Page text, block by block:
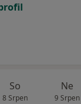
So
8 Srpen
Ne
9 Srpen